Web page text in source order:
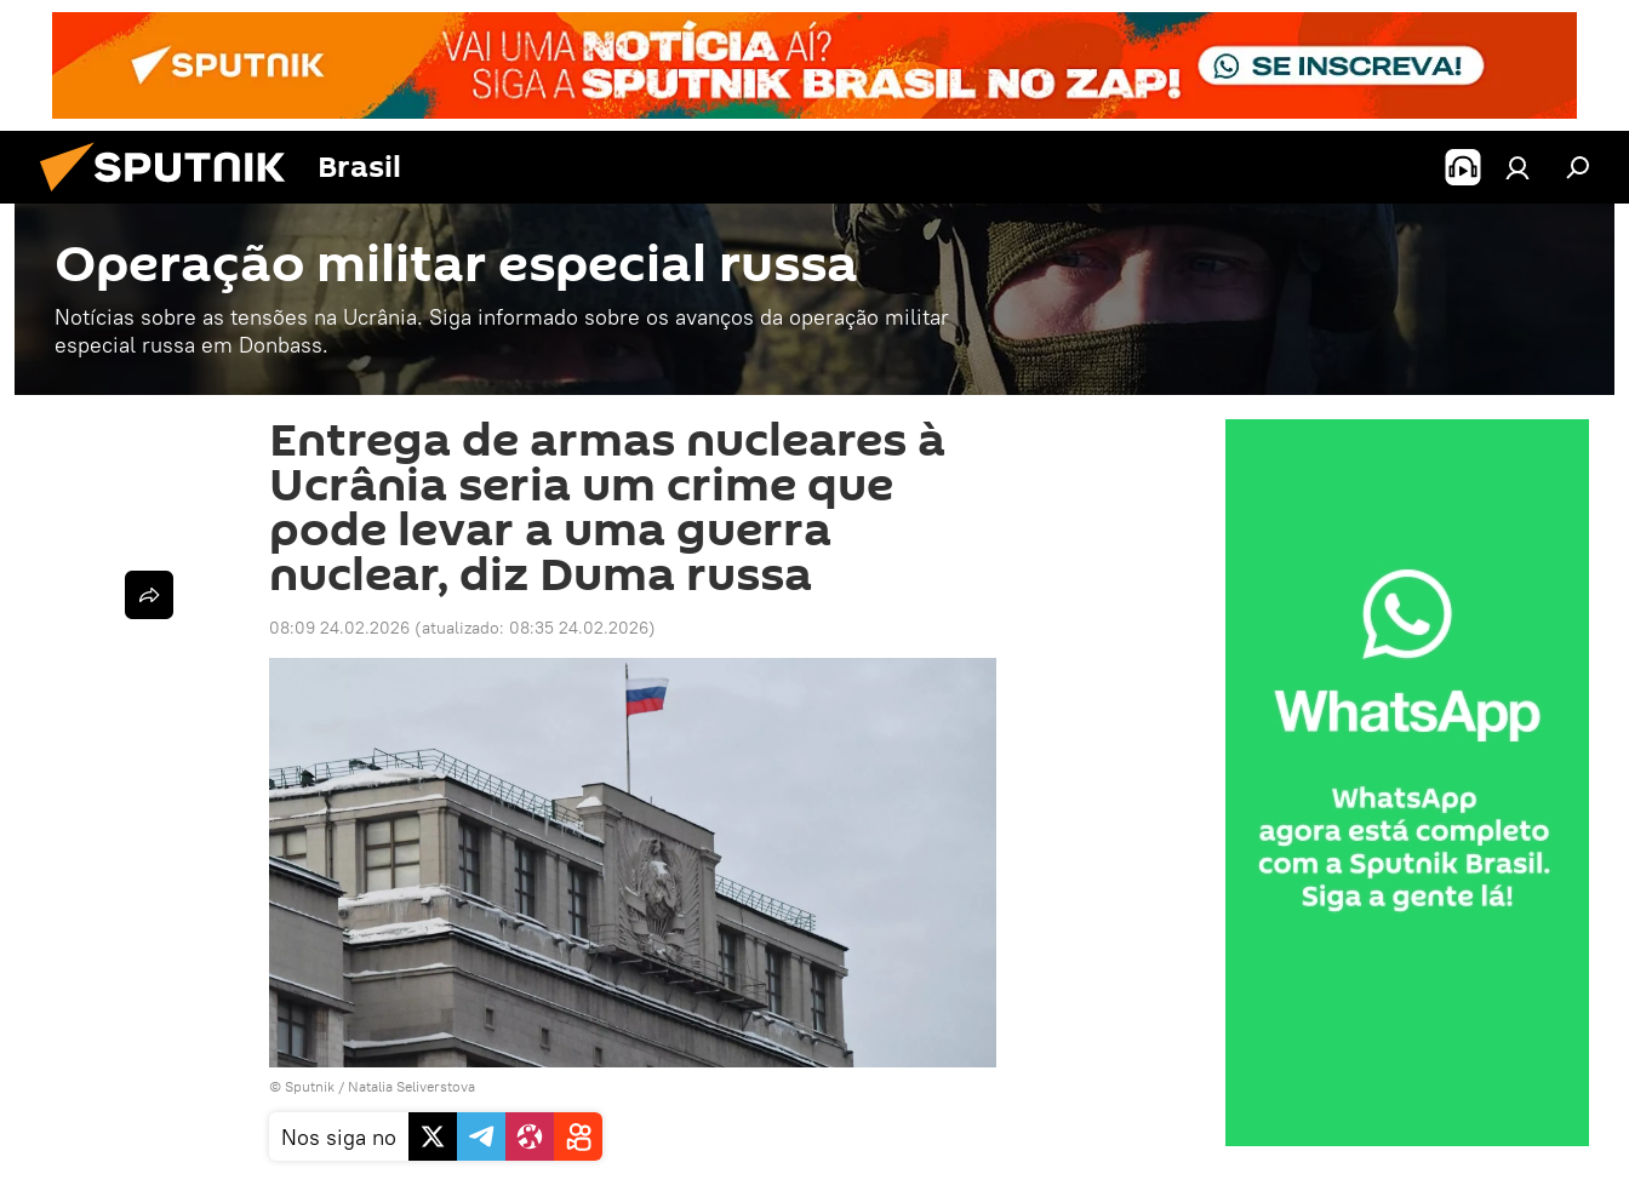
Brasil
Operação militar especial russa
Notícias sobre as tensões na Ucrânia. Siga informado sobre os avanços da operação militar
especial russa em Donbass.
Entrega de armas nucleares à
Ucrânia seria um crime que
pode levar a uma guerra
nuclear, diz Duma russa
08:09 24.02.2026 (atualizado: 08:35 24.02.2026)
© Sputnik / Natalia Seliverstova
Nos siga no